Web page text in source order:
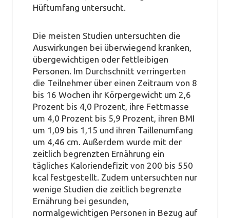
Hüftumfang untersucht.
Die meisten Studien untersuchten die
Auswirkungen bei überwiegend kranken,
übergewichtigen oder fettleibigen
Personen. Im Durchschnitt verringerten
die Teilnehmer über einen Zeitraum von 8
bis 16 Wochen ihr Körpergewicht um 2,6
Prozent bis 4,0 Prozent, ihre Fettmasse
um 4,0 Prozent bis 5,9 Prozent, ihren BMI
um 1,09 bis 1,15 und ihren Taillenumfang
um 4,46 cm. Außerdem wurde mit der
zeitlich begrenzten Ernährung ein
tägliches Kaloriendefizit von 200 bis 550
kcal festgestellt. Zudem untersuchten nur
wenige Studien die zeitlich begrenzte
Ernährung bei gesunden,
normalgewichtigen Personen in Bezug auf